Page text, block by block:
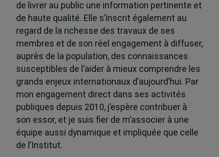
de livrer au public une information pertinente et
de haute qualité. Elle s’inscrit également au
regard de la richesse des travaux de ses
membres et de son réel engagement à diffuser,
auprès de la population, des connaissances
susceptibles de l’aider à mieux comprendre les
grands enjeux internationaux d’aujourd’hui. Par
mon engagement direct dans ses activités
publiques depuis 2010, j’espère contribuer à
son essor, et je suis fier de m’associer à une
équipe aussi dynamique et impliquée que celle
de l’Institut.